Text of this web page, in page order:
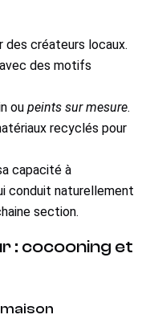
des créateurs locaux.
des motifs
ou peints sur mesure.
recyclés pour
capacité à
conduit naturellement
section.
: cocooning et